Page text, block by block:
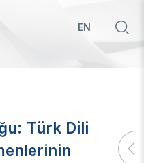
EN
Türk Dili